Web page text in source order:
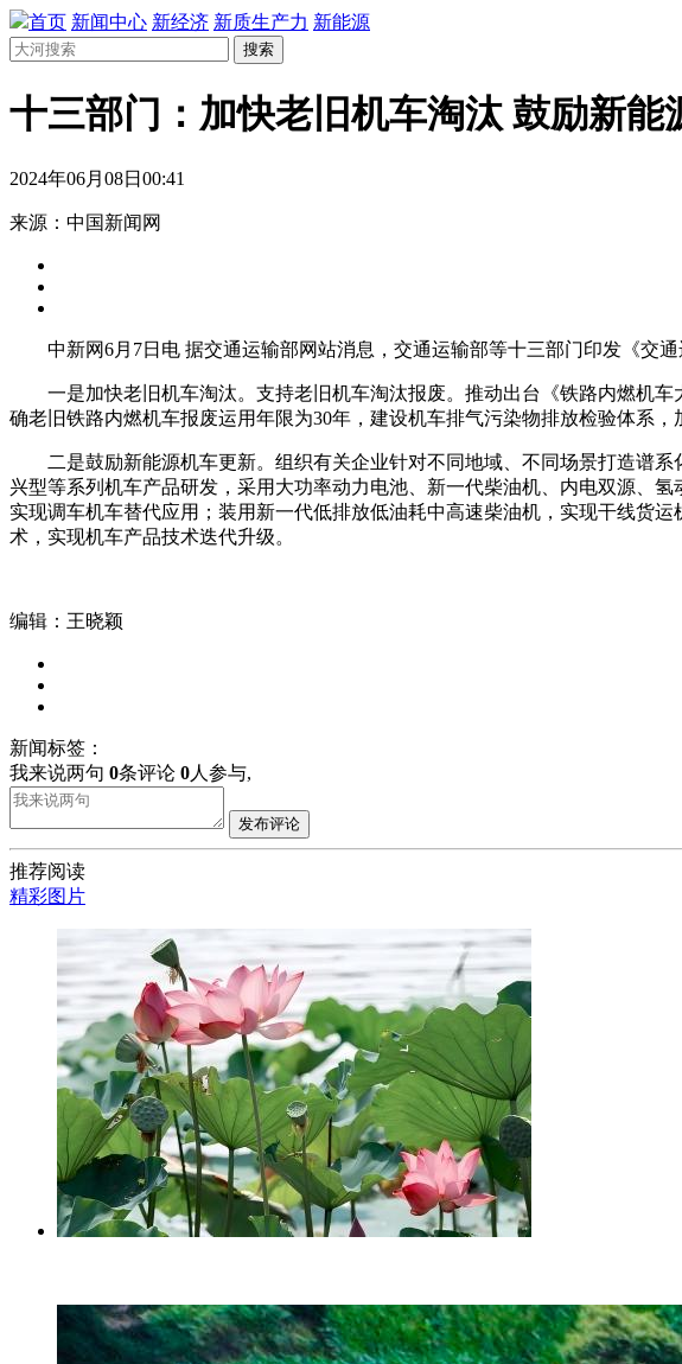
首页 新闻中心 新经济 新质生产力 新能源
搜索
十三部门：加快老旧机车淘汰 鼓励新能
2024年06月08日00:41
来源：中国新闻网
中新网6月7日电 据交通运输部网站消息，交通运输部等十三部门印发《交通
一是加快老旧机车淘汰。支持老旧机车淘汰报废。推动出台《铁路内燃机车
确老旧铁路内燃机车报废运用年限为30年，建设机车排气污染物排放检验体系，
二是鼓励新能源机车更新。组织有关企业针对不同地域、不同场景打造谱系
兴型等系列机车产品研发，采用大功率动力电池、新一代柴油机、内电双源、
实现调车机车替代应用；装用新一代低排放低油耗中高速柴油机，实现干线货
术，实现机车产品技术迭代升级。
编辑：王晓颖
新闻标签：
我来说两句 0条评论 0人参与,
发布评论
推荐阅读